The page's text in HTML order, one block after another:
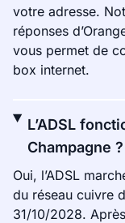
votre adresse.
réponses
vous permet de
box internet.
L’ADSL
Champagne ?
Oui, l’ADSL
du réseau cuivre
31/10/2028.